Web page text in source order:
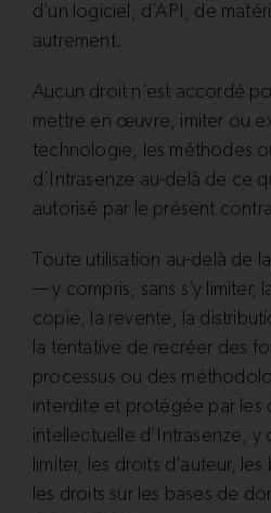
d’un logiciel, d’API, de
autrement.
Aucun droit n’est accordé
mettre en œuvre, imiter ou
technologie, les méthodes
d’Intrasenze au-delà de ce
autorisé par le présent
Toute utilisation au-delà de
— y compris, sans s’y limiter,
copie, la revente, la
la tentative de recréer des
processus ou des
interdite et protégée par les
intellectuelle d’Intrasenze, y
limiter, les droits d’auteur,
les droits sur les bases de